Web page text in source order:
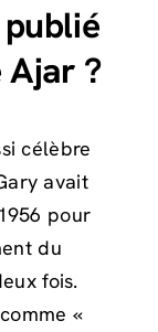
Ajar ?
célèbre
avait
pour
du
fois.
«